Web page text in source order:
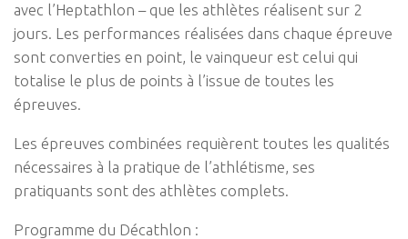
avec l’Heptathlon – que les athlètes réalisent sur 2
jours. Les performances réalisées dans chaque épreuve
sont converties en point, le vainqueur est celui qui
totalise le plus de points à l’issue de toutes les
épreuves.
Les épreuves combinées requièrent toutes les qualités
nécessaires à la pratique de l’athlétisme, ses
pratiquants sont des athlètes complets.
Programme du Décathlon :